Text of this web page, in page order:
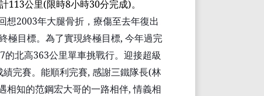
113公里(限時8小時30分完成)。
想2003年大腿骨折，療傷至去年復出
極目標。為了實現終極目標, 今年過完
的北高363公里單車挑戰行。迎接超級
完賽。能順利完賽, 感謝三鐵隊長(林
相知的范鋼宏大哥的一路相伴,情義相